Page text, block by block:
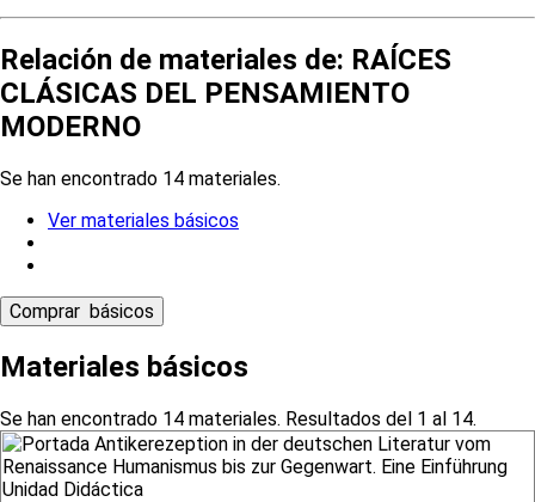
Relación de materiales de: RAÍCES
CLÁSICAS DEL PENSAMIENTO
MODERNO
Se han encontrado 14 materiales.
Ver materiales básicos
Materiales básicos
Se han encontrado 14 materiales. Resultados del 1 al 14.
Unidad Didáctica